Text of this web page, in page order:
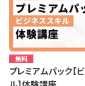
無料
プレミアムパック【